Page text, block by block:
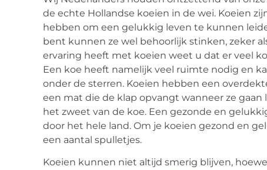
de echte Hollandse koeien in de wei. Koeien
hebben om een gelukkig leven te kunnen
bent kunnen ze wel behoorlijk stinken, zeker
ervaring heeft met koeien weet u dat er veel
Een koe heeft namelijk veel ruimte nodig en
onder de sterren. Koeien hebben een
een mat die de klap opvangt wanneer ze
het zweet van de koe. Een gezonde en
door het hele land. Om je koeien gezond en
een aantal spulletjes.
Koeien kunnen niet altijd smerig blijven,